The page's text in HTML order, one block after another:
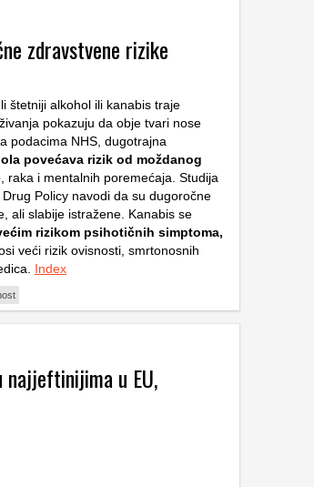
zdravstvene rizike
štetniji alkohol ili kanabis traje
pokazuju da obje tvari nose
podacima NHS, dugotrajna
povećava rizik od moždanog
, raka i mentalnih poremećaja. Studija
Policy navodi da su dugoročne
ali slabije istražene. Kanabis se
rizikom psihotičnih simptoma,
veći rizik ovisnosti, smrtonosnih
Index
najjeftinijima u EU,